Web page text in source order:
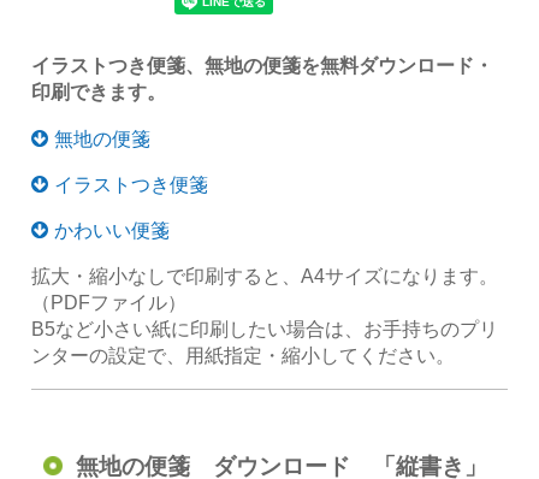
イラストつき便箋、無地の便箋を無料ダウンロード・
印刷できます。
無地の便箋
イラストつき便箋
かわいい便箋
拡大・縮小なしで印刷すると、A4サイズになります。
（PDFファイル）
B5など小さい紙に印刷したい場合は、お手持ちのプリ
ンターの設定で、用紙指定・縮小してください。
無地の便箋 ダウンロード 「縦書き」